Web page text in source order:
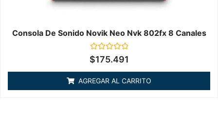
Consola De Sonido Novik Neo Nvk 802fx 8 Canales
Valorado
en
de
5
$175.491
AGREGAR AL CARRITO